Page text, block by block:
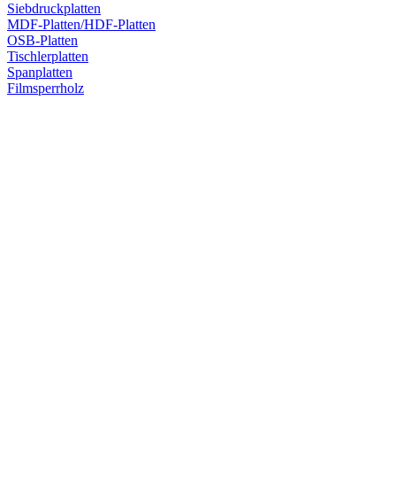
Siebdruckplatten
MDF-Platten/HDF-Platten
OSB-Platten
Tischlerplatten
Spanplatten
Filmsperrholz